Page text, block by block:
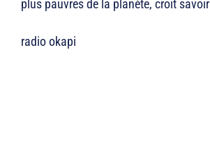
plus pauvres de la planète, croit savoir
radio okapi